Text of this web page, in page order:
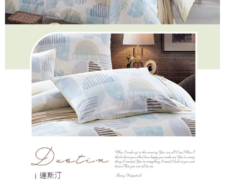
５．嚴禁一人註冊多個帳號或使用他人資訊註冊。若發現惡意使用之情形，
恩沛科技股份有限公司將有權停止該用戶之使用額度並採取法律行動。